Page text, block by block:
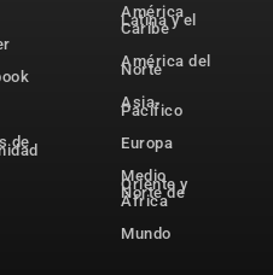
de
América
Latina y el
Caribe
América del
Norte
Asia-
Pacífico
Europa
Medio
Oriente y
Norte de
África
Mundo